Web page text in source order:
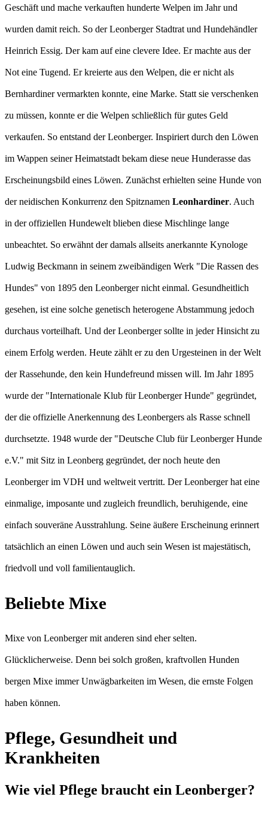
Geschäft und mache verkauften hunderte Welpen im Jahr und
wurden damit reich. So der Leonberger Stadtrat und Hundehändler
Heinrich Essig. Der kam auf eine clevere Idee. Er machte aus der
Not eine Tugend. Er kreierte aus den Welpen, die er nicht als
Bernhardiner vermarkten konnte, eine Marke. Statt sie verschenken
zu müssen, konnte er die Welpen schließlich für gutes Geld
verkaufen. So entstand der Leonberger. Inspiriert durch den Löwen
im Wappen seiner Heimatstadt bekam diese neue Hunderasse das
Erscheinungsbild eines Löwen. Zunächst erhielten seine Hunde von
der neidischen Konkurrenz den Spitznamen Leonhardiner. Auch
in der offiziellen Hundewelt blieben diese Mischlinge lange
unbeachtet. So erwähnt der damals allseits anerkannte Kynologe
Ludwig Beckmann in seinem zweibändigen Werk "Die Rassen des
Hundes" von 1895 den Leonberger nicht einmal. Gesundheitlich
gesehen, ist eine solche genetisch heterogene Abstammung jedoch
durchaus vorteilhaft. Und der Leonberger sollte in jeder Hinsicht zu
einem Erfolg werden. Heute zählt er zu den Urgesteinen in der Welt
der Rassehunde, den kein Hundefreund missen will. Im Jahr 1895
wurde der "Internationale Klub für Leonberger Hunde" gegründet,
der die offizielle Anerkennung des Leonbergers als Rasse schnell
durchsetzte. 1948 wurde der "Deutsche Club für Leonberger Hunde
e.V." mit Sitz in Leonberg gegründet, der noch heute den
Leonberger im VDH und weltweit vertritt. Der Leonberger hat eine
einmalige, imposante und zugleich freundlich, beruhigende, eine
einfach souveräne Ausstrahlung. Seine äußere Erscheinung erinnert
tatsächlich an einen Löwen und auch sein Wesen ist majestätisch,
friedvoll und voll familientauglich.
Beliebte Mixe
Mixe von Leonberger mit anderen sind eher selten.
Glücklicherweise. Denn bei solch großen, kraftvollen Hunden
bergen Mixe immer Unwägbarkeiten im Wesen, die ernste Folgen
haben können.
Pflege, Gesundheit und
Krankheiten
Wie viel Pflege braucht ein Leonberger?